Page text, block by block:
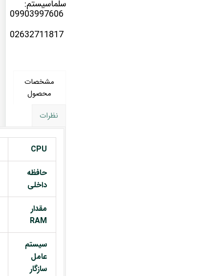
سلماسیستم:
09903997606
02632711817
مشخصات
محصول
نظرات
CPU
حافظه
داخلی
مقدار
RAM
سیستم
عامل
سازگار